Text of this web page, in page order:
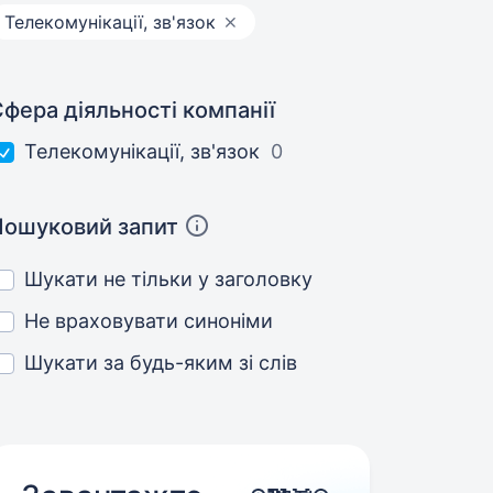
Телекомунікації, зв'язок
діяльності компанії
Телекомунікації, зв'язок 0
запит
Шукати не тільки у заголовку
Не враховувати синоніми
Шукати за будь-яким зі слів